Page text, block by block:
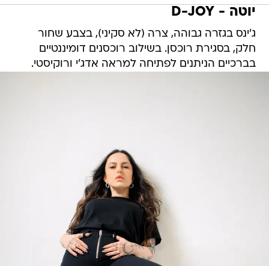
יוטה - D-JOY
ג'ינס בגזרה גבוהה, צרה (לא סקיני), בצבע שחור
חלק, בסגירת רוכסן. בשילוב רוכסנים דומיננטיים
בברכיים הניתנים לפתיחה למראה אדג'י ורוקיסטי.